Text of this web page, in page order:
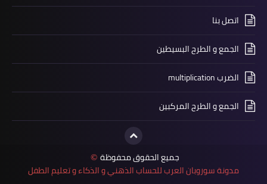
اتصل بنا
الجمع و الطرح البسيطين
الضرب multiplication
الجمع و الطرح المركبين
جميع الحقوق محفوظة ©
مدونة سوروبان العرب للحساب الذهني و الذكاء و تعليم الطفل